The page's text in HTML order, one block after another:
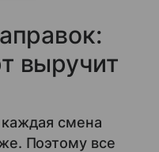
выручит
смена
Поэтому все